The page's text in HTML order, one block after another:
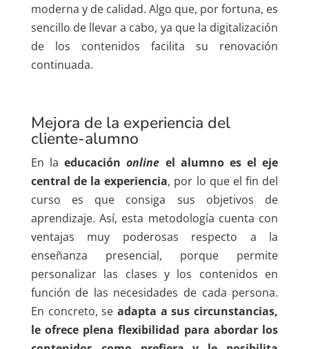
moderna y de calidad. Algo que, por fortuna, es
sencillo de llevar a cabo, ya que la digitalización
de los contenidos facilita su renovación
continuada.
Mejora de la experiencia del
cliente-alumno
En laeducaciónonline el alumno es el eje
central de la experiencia, por lo que el fin del
curso es que consiga sus objetivos de
aprendizaje. Así, esta metodología cuenta con
ventajas muy poderosas respecto a la
enseñanza presencial, porque permite
personalizar las clases y los contenidos en
función de las necesidades de cada persona.
En concreto, se adapta a sus circunstancias,
le ofrece plena flexibilidad para abordar los